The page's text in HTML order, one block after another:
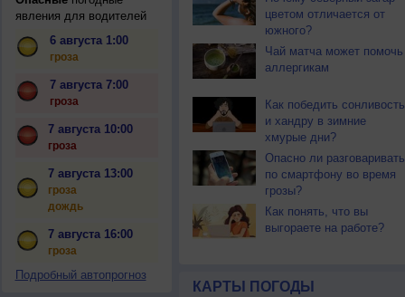
явления для водителей
6 августа 1:00
гроза
7 августа 7:00
гроза
7 августа 10:00
гроза
7 августа 13:00
гроза
дождь
7 августа 16:00
гроза
Подробный автопрогноз
цветом отличается от
южного?
Чай матча может помочь
аллергикам
Как победить сонливость
и хандру в зимние
хмурые дни?
Опасно ли разговаривать
по смартфону во время
грозы?
Как понять, что вы
выгораете на работе?
КАРТЫ ПОГОДЫ